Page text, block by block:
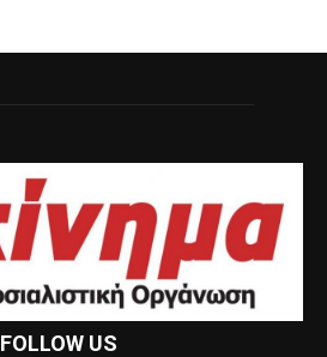
FOLLOW US